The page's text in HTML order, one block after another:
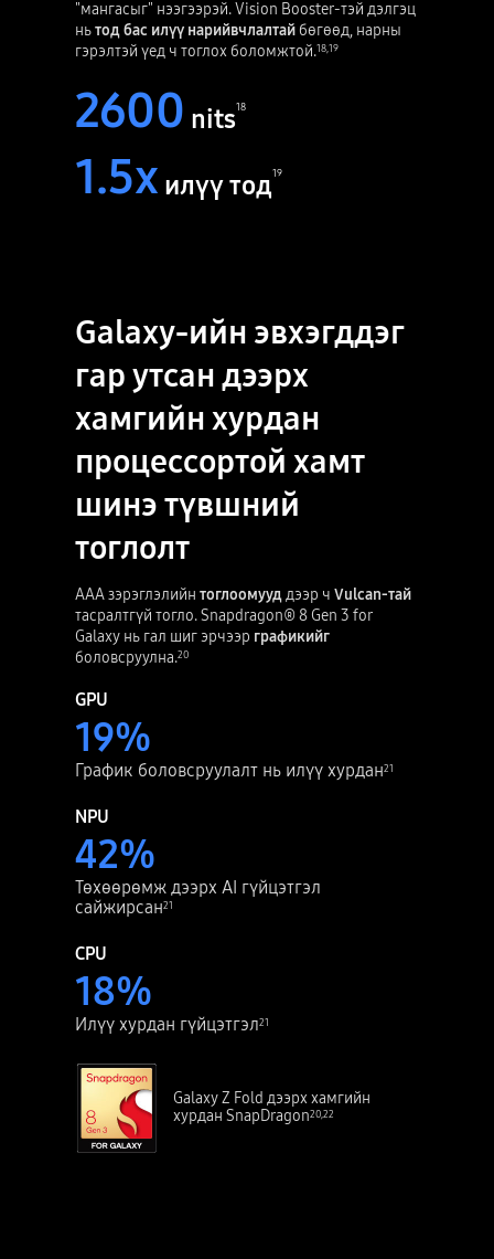
"мангасыг" нээгээрэй. Vision Booster-тэй дэлгэц
ньтод бас илүү нарийвчлалтайбөгөөд, нарны
гэрэлтэй үед ч тоглох боломжтой.18 19
2600 nits18
1.5x илүү тод19
Galaxy-ийн эвхэгддэг
гар утсан дээрх
хамгийн хурдан
процессортой хамт
шинэ түвшний
тоглолт
ААА зэрэглэлийн тоглоомууддээр ч Vulcan-тай
тасралтгүй тогло. Snapdragon® 8 Gen 3 for
Galaxy нь гал шиг эрчээр графикийг
боловсруулна.20
GPU
19%
График боловсруулалт нь илүү хурдан21
NPU
42%
Төхөөрөмж дээрх AI гүйцэтгэл
сайжирсан21
CPU
18%
Илүү хурдан гүйцэтгэл21
Galaxy Z Fold дээрх хамгийн
хурдан SnapDragon20,22